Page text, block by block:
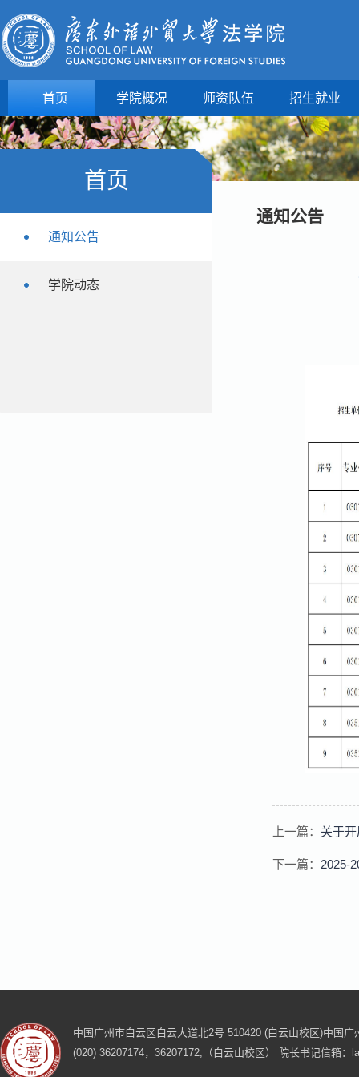
首页 学院概况 师资队伍 招生就业
首页
通知公告
学院动态
通知公告
上一篇： 关于
下一篇： 2025-
中国广州市白云区白云大道北2号 510420 (白云山校区)中国广
(020) 36207174，36207172,（白云山校区）
院长书记信箱：